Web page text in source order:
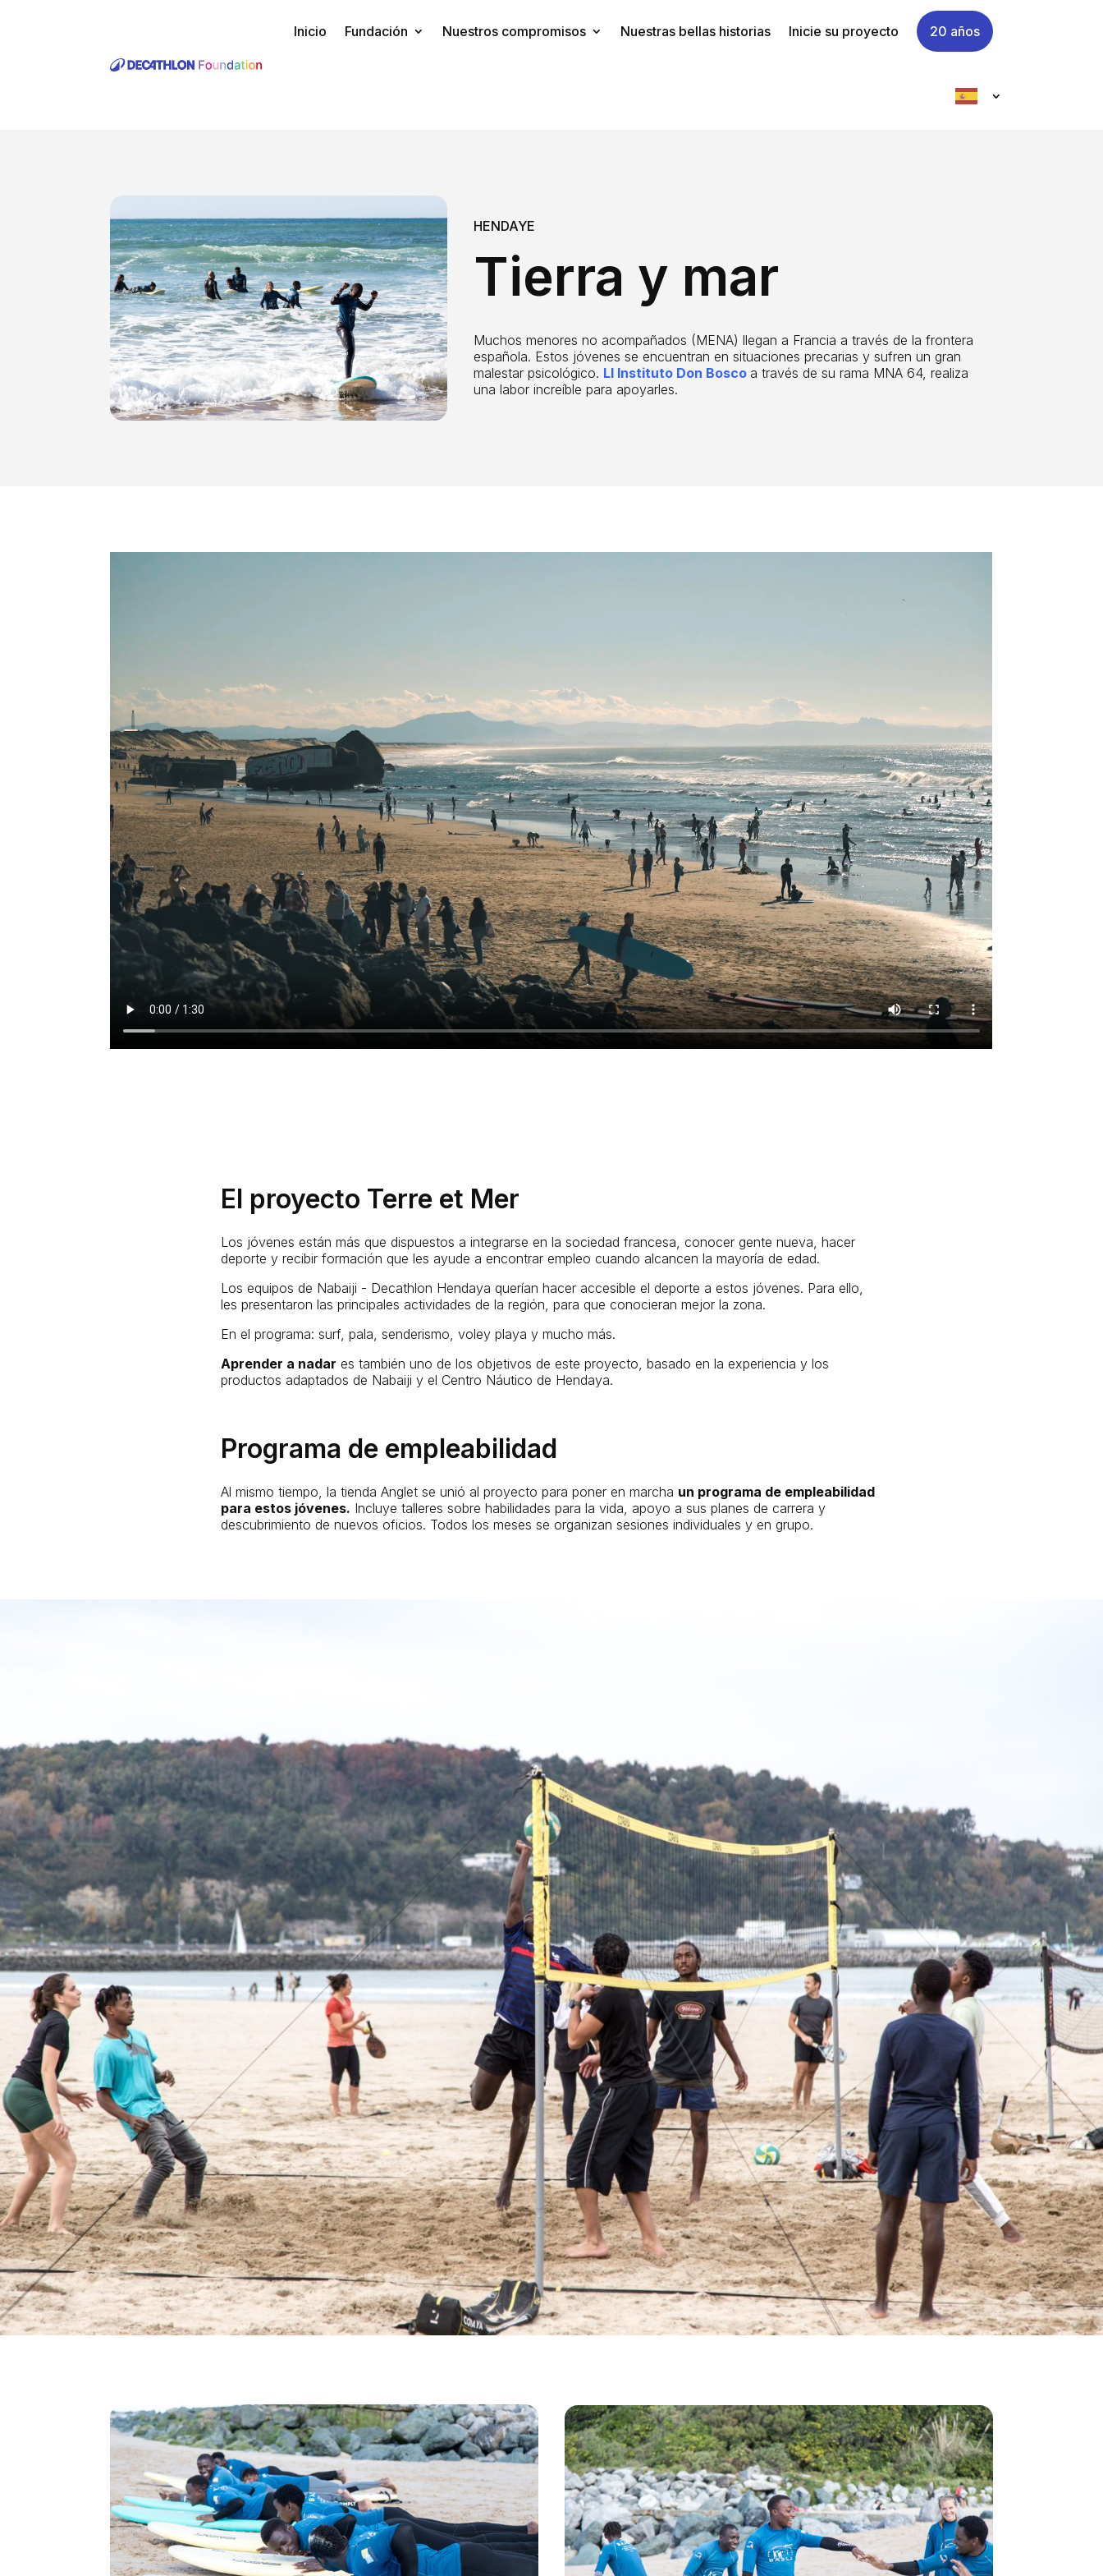
Inicio Fundación Nuestros compromisos Nuestras bellas historias Inicie su proyecto 20 años
HENDAYE
Tierra y mar
Muchos menores no acompañados (MENA) llegan a Francia a través de la frontera
española. Estos jóvenes se encuentran en situaciones precarias y sufren un gran
malestar psicológico. Ll Instituto Don Bosco a través de su rama MNA 64, realiza
una labor increíble para apoyarles.
El proyecto Terre et Mer
Los jóvenes están más que dispuestos a integrarse en la sociedad francesa, conocer gente nueva, hacer
deporte y recibir formación que les ayude a encontrar empleo cuando alcancen la mayoría de edad.
Los equipos de Nabaiji - Decathlon Hendaya querían hacer accesible el deporte a estos jóvenes. Para ello,
les presentaron las principales actividades de la región, para que conocieran mejor la zona.
En el programa: surf, pala, senderismo, voley playa y mucho más.
Aprender a nadar es también uno de los objetivos de este proyecto, basado en la experiencia y los
productos adaptados de Nabaiji y el Centro Náutico de Hendaya.
Programa de empleabilidad
Al mismo tiempo, la tienda Anglet se unió al proyecto para poner en marcha un programa de empleabilidad
para estos jóvenes. Incluye talleres sobre habilidades para la vida, apoyo a sus planes de carrera y
descubrimiento de nuevos oficios. Todos los meses se organizan sesiones individuales y en grupo.